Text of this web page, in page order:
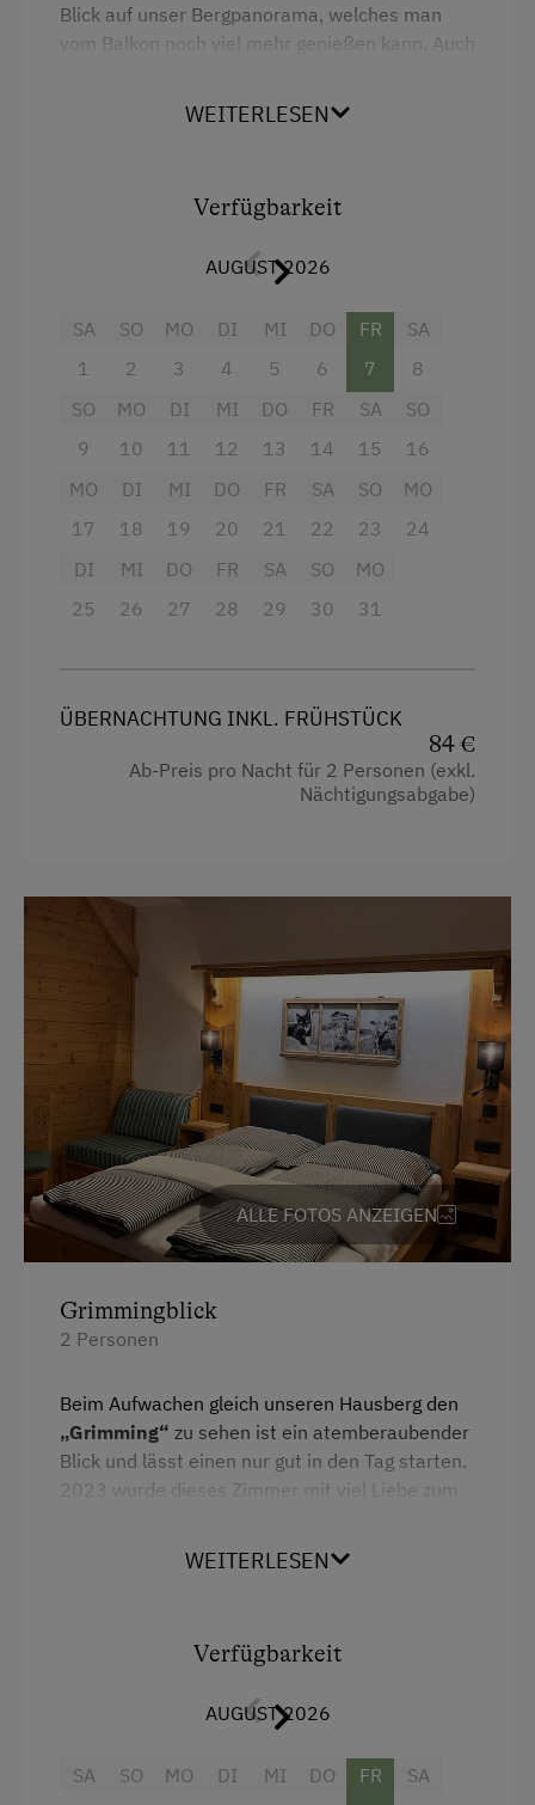
Blick auf unser Bergpanorama, welches man
vom Balkon noch viel mehr genießen kann. Auch
lädt zum gemütlichen Verweilen ein.
Aussicht auf eine Berglandschaft
Dusche
Fernseher
Haarföhn
Handtücher
Telefon
Doppelbett (Kingsize)
WEITERLESEN
Verfügbarkeit
AUGUST 2026
SA
1
SO
2
MO
3
DI
4
MI
5
DO
6
FR
7
SA
8
SO
9
MO
10
DI
11
MI
12
DO
13
FR
14
SA
15
SO
16
MO
17
DI
18
MI
19
DO
20
FR
21
SA
22
SO
23
MO
24
DI
25
MI
26
DO
27
FR
28
SA
29
SO
30
MO
31
ÜBERNACHTUNG INKL. FRÜHSTÜCK
84 €
Ab-Preis pro Nacht für 2 Personen (exkl.
Nächtigungsabgabe)
ALLE FOTOS ANZEIGEN
Grimmingblick
2 Personen
Beim Aufwachen gleich unseren Hausberg den
„Grimming“ zu sehen ist ein atemberaubender
Blick und lässt einen nur gut in den Tag starten.
2023 wurde dieses Zimmer mit viel Liebe zum
ausgestattet. Bei Bedarf steht ein Gitterbett zur
Balkon/Terrasse
WEITERLESEN
Verfügbarkeit
AUGUST 2026
SA
SO
MO
DI
MI
DO
FR
SA